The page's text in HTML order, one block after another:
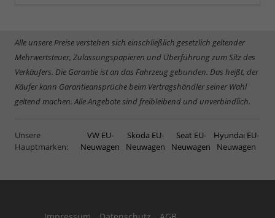
Alle unsere Preise verstehen sich einschließlich gesetzlich geltender
Mehrwertsteuer, Zulassungspapieren und Überführung zum Sitz des
Verkäufers. Die Garantie ist an das Fahrzeug gebunden. Das heißt, der
Käufer kann Garantieansprüche beim Vertragshändler seiner Wahl
geltend machen. Alle Angebote sind freibleibend und unverbindlich.
Unsere
Hauptmarken:
VW EU-
Neuwagen
Skoda EU-
Neuwagen
Seat EU-
Neuwagen
Hyundai EU-
Neuwagen